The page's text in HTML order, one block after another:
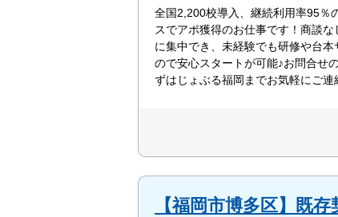
全国2,200校導入、継続利用率95％
スでアポ獲得のお仕事です！商談な
に集中でき、未経験でも研修や台本
ので安心スタートが可能♪お問合せ
ずはじょぶる福岡までお気軽にご連
【福岡市博多区】既